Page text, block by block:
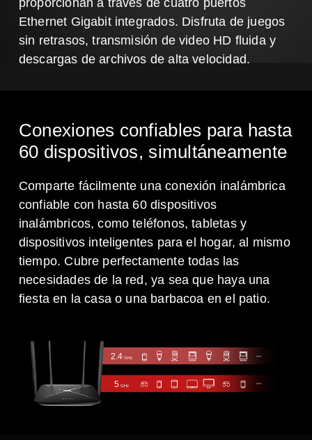
proporcionan a través de cuatro puertos
Ethernet Gigabit integrados. Disfruta de juegos
sin retrasos, transmisión de video HD fluida y
descargas de archivos de alta velocidad.
Conexiones confiables para hasta
60 dispositivos, simultáneamente
Comparte fácilmente una conexión inalámbrica
confiable con hasta 60 dispositivos
inalámbricos, como teléfonos, tabletas y
dispositivos inteligentes para el hogar, al mismo
tiempo. Cubre perfectamente todas las
necesidades de la red, ya sea que haya una
fiesta en la casa o una barbacoa en el patio.
2.4 GHz
5 GHz